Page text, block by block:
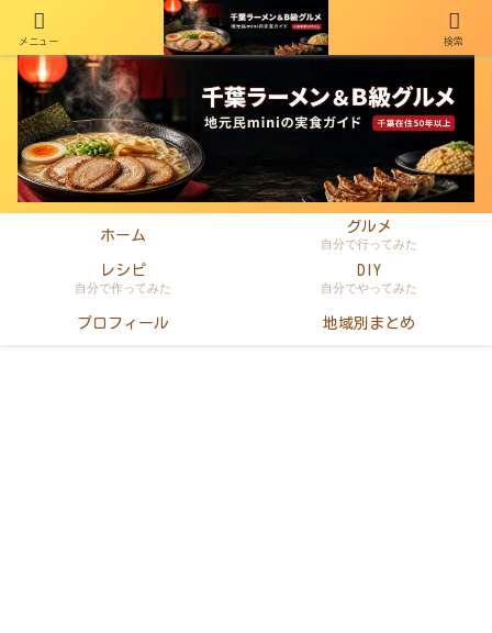
千葉在住50年以上のminiがラーメン・町中華・B級グルメを本音レビュー
ホーム
グルメ
自分で行ってみた
レシピ
自分で作ってみた
DIY
自分でやってみた
プロフィール 地域別まとめ
メニュー 検索